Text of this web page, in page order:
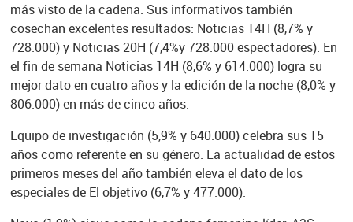
más visto de la cadena. Sus informativos también
cosechan excelentes resultados: Noticias 14H (8,7% y
728.000) y Noticias 20H (7,4%y 728.000 espectadores). En
el fin de semana Noticias 14H (8,6% y 614.000) logra su
mejor dato en cuatro años y la edición de la noche (8,0% y
806.000) en más de cinco años.
Equipo de investigación (5,9% y 640.000) celebra sus 15
años como referente en su género. La actualidad de estos
primeros meses del año también eleva el dato de los
especiales de El objetivo (6,7% y 477.000).